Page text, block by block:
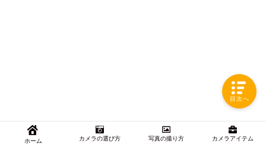
ホーム カメラの選び方 写真の撮り方 カメラアイテム
目次へ